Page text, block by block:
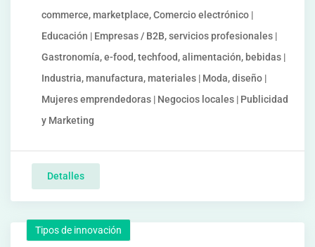
commerce, marketplace, Comercio electrónico |
Educación | Empresas / B2B, servicios profesionales |
Gastronomía, e-food, techfood, alimentación, bebidas |
Industria, manufactura, materiales | Moda, diseño |
Mujeres emprendedoras | Negocios locales | Publicidad
y Marketing
Detalles
Tipos de innovación